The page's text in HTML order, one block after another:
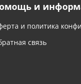
и
и политика
связь